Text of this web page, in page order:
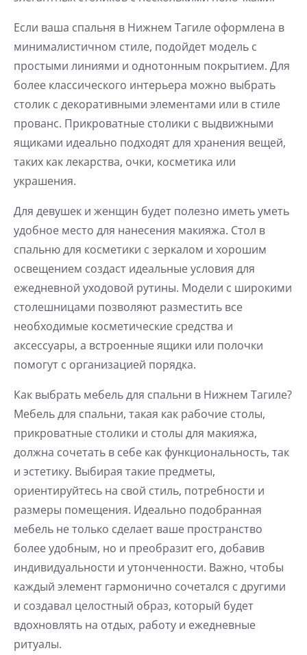
Если ваша спальня в Нижнем Тагиле оформлена в
минималистичном стиле, подойдет модель с
простыми линиями и однотонным покрытием. Для
более классического интерьера можно выбрать
столик с декоративными элементами или в стиле
прованс. Прикроватные столики с выдвижными
ящиками идеально подходят для хранения вещей,
таких как лекарства, очки, косметика или
украшения.
Для девушек и женщин будет полезно иметь уметь
удобное место для нанесения макияжа. Стол в
спальню для косметики с зеркалом и хорошим
освещением создаст идеальные условия для
ежедневной уходовой рутины. Модели с широкими
столешницами позволяют разместить все
необходимые косметические средства и
аксессуары, а встроенные ящики или полочки
помогут с организацией порядка.
Как выбрать мебель для спальни в Нижнем Тагиле?
Мебель для спальни, такая как рабочие столы,
прикроватные столики и столы для макияжа,
должна сочетать в себе как функциональность, так
и эстетику. Выбирая такие предметы,
ориентируйтесь на свой стиль, потребности и
размеры помещения. Идеально подобранная
мебель не только сделает ваше пространство
более удобным, но и преобразит его, добавив
индивидуальности и утонченности. Важно, чтобы
каждый элемент гармонично сочетался с другими
и создавал целостный образ, который будет
вдохновлять на отдых, работу и ежедневные
ритуалы.